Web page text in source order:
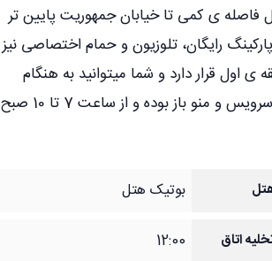
ی کمی تا خیابان جمهوریت پایین تر
رایگان، تلوزیون و حمام اختصاصی نیز
اول قرار دارد و شما میتوانید به هنگام
صرف صبحانه از رستوران استفاده کنید. صبحانه ی هتل به صورت سلف سرویس و منو باز بوده و از ساعت 7 تا 10 صبح
بوتیک هتل
اتاق 12:00